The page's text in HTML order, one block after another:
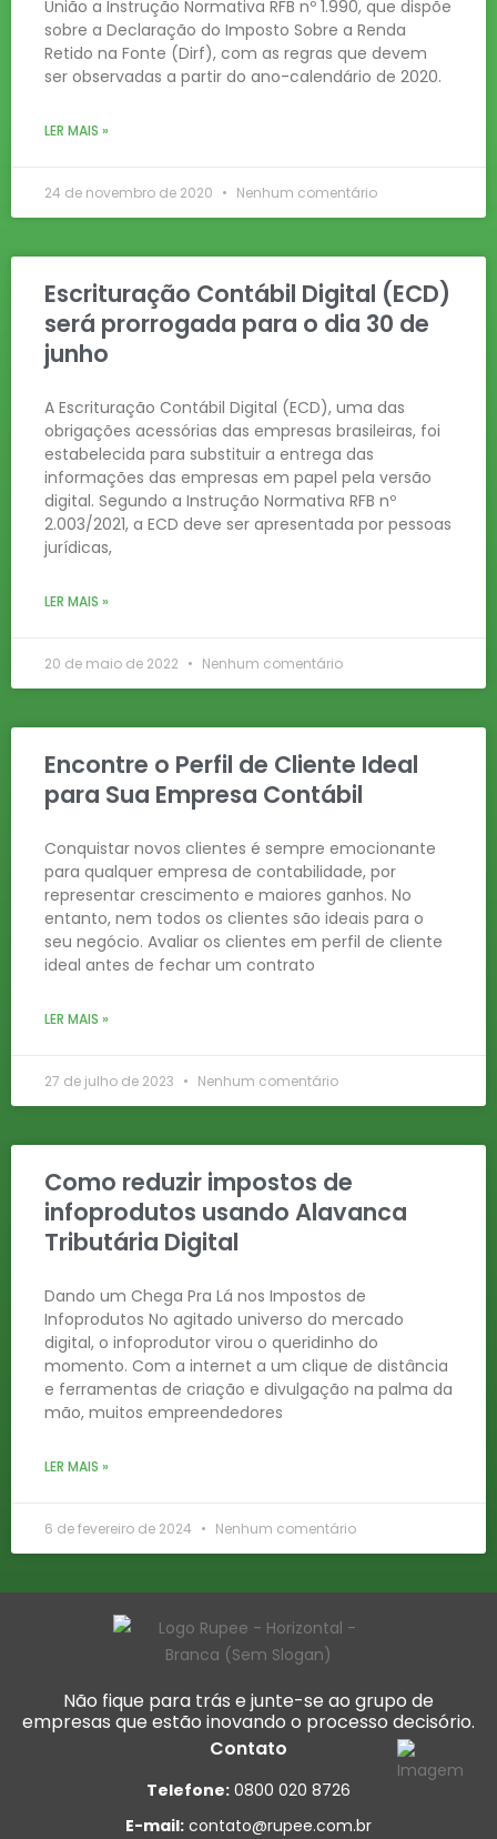
União a Instrução Normativa RFB nº 1.990, que dispõe
sobre a Declaração do Imposto Sobre a Renda
Retido na Fonte (Dirf), com as regras que devem
ser observadas a partir do ano-calendário de 2020.
LER MAIS »
24 de novembro de 2020 Nenhum comentário
Escrituração Contábil Digital (ECD)
será prorrogada para o dia 30 de
junho
A Escrituração Contábil Digital (ECD), uma das
obrigações acessórias das empresas brasileiras, foi
estabelecida para substituir a entrega das
informações das empresas em papel pela versão
digital. Segundo a Instrução Normativa RFB nº
2.003/2021, a ECD deve ser apresentada por pessoas
jurídicas,
LER MAIS »
20 de maio de 2022 Nenhum comentário
Encontre o Perfil de Cliente Ideal
para Sua Empresa Contábil
Conquistar novos clientes é sempre emocionante
para qualquer empresa de contabilidade, por
representar crescimento e maiores ganhos. No
entanto, nem todos os clientes são ideais para o
seu negócio. Avaliar os clientes em perfil de cliente
ideal antes de fechar um contrato
LER MAIS »
27 de julho de 2023 Nenhum comentário
Como reduzir impostos de
infoprodutos usando Alavanca
Tributária Digital
Dando um Chega Pra Lá nos Impostos de
Infoprodutos No agitado universo do mercado
digital, o infoprodutor virou o queridinho do
momento. Com a internet a um clique de distância
e ferramentas de criação e divulgação na palma da
mão, muitos empreendedores
LER MAIS »
6 de fevereiro de 2024 Nenhum comentário
Não fique para trás e junte-se ao grupo de
empresas que estão inovando o processo decisório.
Contato
Telefone: 0800 020 8726
E-mail: contato@rupee.com.br